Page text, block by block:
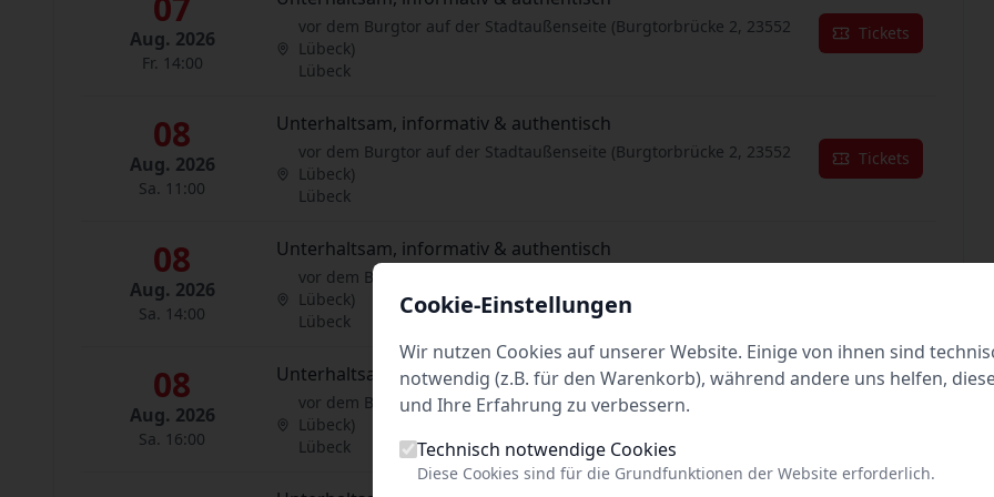
Aug. 2026
Fr. 14:00
vor dem Burgtor auf der Stadtaußenseite (Burgtorbrücke 2, 23552
Lübeck)
Lübeck
Tickets
08
Aug. 2026
Sa. 11:00
Unterhaltsam, informativ & authentisch
vor dem Burgtor auf der Stadtaußenseite (Burgtorbrücke 2, 23552
Lübeck)
Lübeck
Tickets
08
Aug. 2026
Sa. 14:00
Unterhaltsam, informativ & authentisch
vor dem Burgtor auf der Stadtaußenseite (Burgtorbrücke 2, 23552
Lübeck)
Lübeck
08
Aug. 2026
Sa. 16:00
Unterhaltsam, informativ & authentisch
vor dem Burgtor auf der Stadtaußenseite (Burgtorbrücke 2, 23552
Lübeck)
Lübeck
Cookie-Einstellungen
Wir nutzen Cookies auf unserer Website. Einige von ihnen sind
notwendig (z.B. für den Warenkorb), während andere uns helfen,
und Ihre Erfahrung zu verbessern.
Technisch notwendige Cookies
Diese Cookies sind für die Grundfunktionen der Website erforderlich.